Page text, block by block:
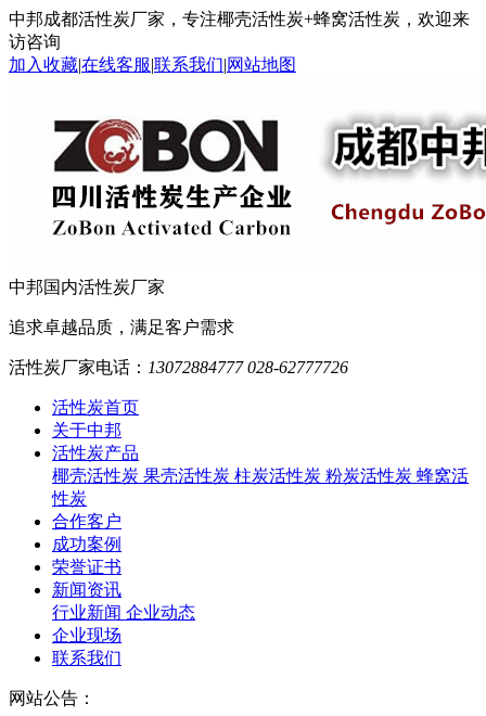
中邦成都活性炭厂家，专注椰壳活性炭+蜂窝活性炭，欢迎来
访咨询
加入收藏|在线客服|联系我们|网站地图
中邦国内活性炭厂家
追求卓越品质，满足客户需求
活性炭厂家电话： 13072884777 028-62777726
活性炭首页
关于中邦
活性炭产品
椰壳活性炭 果壳活性炭 柱炭活性炭 粉炭活性炭 蜂窝活
性炭
合作客户
成功案例
荣誉证书
新闻资讯
行业新闻 企业动态
企业现场
联系我们
网站公告：